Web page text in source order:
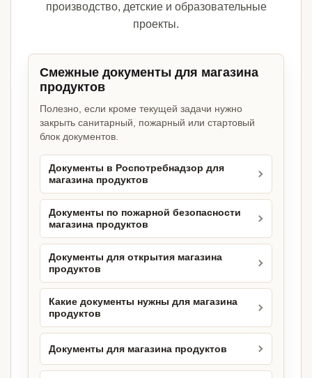
производство, детские и образовательные
проекты.
Смежные документы для магазина
продуктов
Полезно, если кроме текущей задачи нужно
закрыть санитарный, пожарный или стартовый
блок документов.
Документы в Роспотребнадзор для
магазина продуктов
Документы по пожарной безопасности
магазина продуктов
Документы для открытия магазина
продуктов
Какие документы нужны для магазина
продуктов
Документы для магазина продуктов